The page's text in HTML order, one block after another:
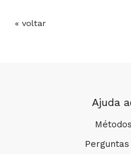
« voltar
Ajuda